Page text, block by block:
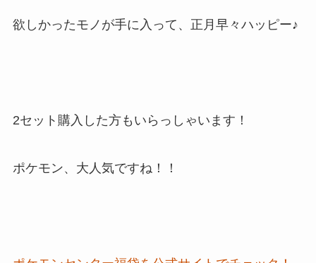
欲しかったモノが手に入って、正月早々ハッピー♪
2セット購入した方もいらっしゃいます！
ポケモン、大人気ですね！！